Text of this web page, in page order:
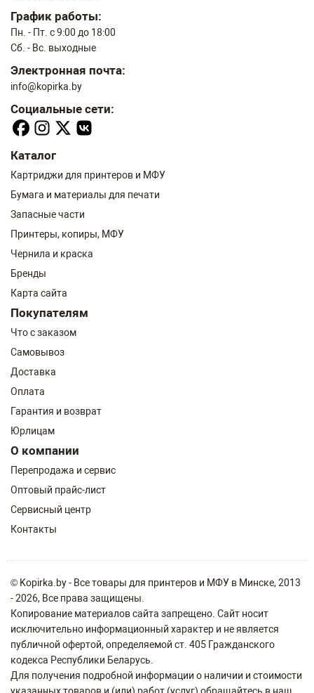
График работы:
Пн. - Пт. с 9:00 до 18:00
Сб. - Вс. выходные
Электронная почта:
info@kopirka.by
Социальные сети:
Каталог
Картриджи для принтеров и МФУ
Бумага и материалы для печати
Запасные части
Принтеры, копиры, МФУ
Чернила и краска
Бренды
Карта сайта
Покупателям
Что с заказом
Самовывоз
Доставка
Оплата
Гарантия и возврат
Юрлицам
О компании
Перепродажа и сервис
Оптовый прайс-лист
Сервисный центр
Контакты
© Kopirka.by - Все товары для принтеров и МФУ в Минске, 2013
- 2026, Все права защищены.
Копирование материалов сайта запрещено. Сайт носит
исключительно информационный характер и не является
публичной офертой, определяемой ст. 405 Гражданского
кодекса Республики Беларусь.
Для получения подробной информации о наличии и стоимости